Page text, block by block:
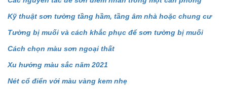
Kỹ thuật sơn tường tầng hầm, tầng âm nhà hoặc chung cư
Tường bị muối và cách khắc phục để sơn tường bị muối
Cách chọn màu sơn ngoại thất
Xu hướng màu sắc năm 2021
Nét cổ điển với màu vàng kem nhẹ